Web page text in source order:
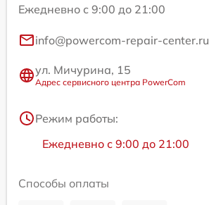
Ежедневно с 9:00 до 21:00
info@powercom-repair-center.ru
ул. Мичурина, 15
Адрес сервисного центра PowerCom
Режим работы:
Ежедневно с 9:00 до 21:00
Способы оплаты